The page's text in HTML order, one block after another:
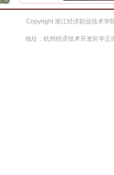
Copyright 浙江经济职业技术学
地址：杭州经济技术开发区学